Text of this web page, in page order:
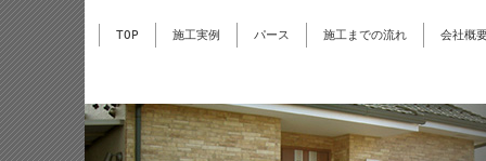
TOP 施工実例 パース 施工までの流れ 会社概